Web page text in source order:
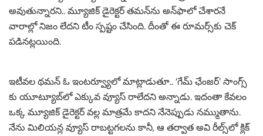
అవుతున్నారని.. మ్యూజిక్ డైరెక్టర్ తమన్‌ను అన్‌ఫాలో చేశారనే
వారాల్లో నిజం లేదని టీం స్పష్టం చేసింది. దీంతో ఈ రూమర్స్‌కు చెక్‌
పడినట్లయింది.
ఇటీవల థమన్ ఓ ఇంటర్వ్యూలో మాట్లాడుతూ.. ‘గేమ్‌ ఛేంజర్‌’ సాంగ్స్
కు యూట్యూబ్‌లో ఎక్కువ వ్యూస్‌ రాలేదని అన్నాడు. ఇదంతా కేవలం
ఒక్క మ్యూజిక్ డైరెక్టర్ వల్ల మాత్రమే కాదని నేనెప్పుడు నమ్ముతాను.
నేను మిలియన్ల వ్యూస్ రాబట్టగలను కానీ, ఆ తర్వాత అవి రీల్స్‌లో క్లిక్